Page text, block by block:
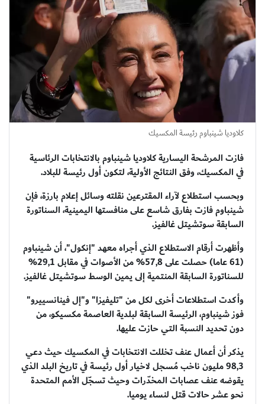
كلاوديا شينباوم رئيسة المكسيك
فازت المرشحة اليسارية كلاوديا شينباوم بالانتخابات الرئاسية
في المكسيك، وفق النتائج الأولية، لتكون أول رئيسة للبلاد.
وبحسب استطلاع لآراء المقترعين نقلته وسائل إعلام بارزة، فإن
شينباوم فازت بفارق شاسع على منافستها اليمينية، السناتورة
السابقة سوتشيتل غالفيز.
وأظهرت أرقام الاستطلاع الذي أجراه معهد "إنكول"، أن شينباوم
(61 عاما) حصلت على 57,8% من الأصوات في مقابل 29,1%
للسناتورة السابقة المنتمية إلى يمين الوسط سوتشيتل غالفيز.
وأكدت استطلاعات أخرى لكل من "تليفيزا" و"إل فينانسييرو"
فوز شينباوم، الرئيسة السابقة لبلدية العاصمة مكسيكو، من
دون تحديد النسبة التي حازت عليها.
يذكر أن أعمال عنف تخللت الانتخابات في المكسيك حيث دعي
98,3 مليون ناخب مُسجل لاخيار أول رئيسة في تاريخ البلد الذي
يقوضه عنف عصابات المخدّرات وحيث تسجّل الأمم المتحدة
نحو عشر حالات قتل لنساء يوميا.